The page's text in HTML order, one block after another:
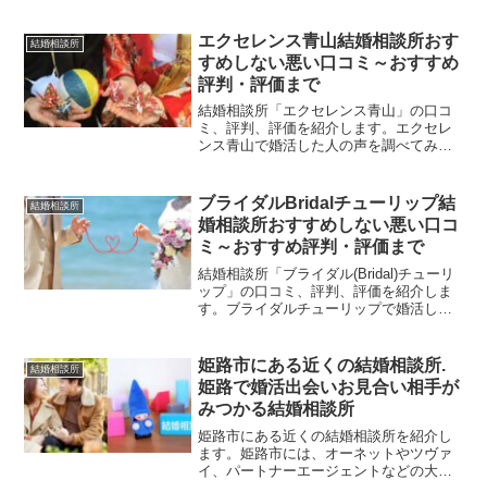
切」等の口コミもありましたが、「サポ
ートしてくれない」「担当者が上から目
線」「相談員の質悪い」「高額」等の評
判、評価もありました。とら婚で婚活し
ようか迷っている方の参考にしていただ
ければと思います。
結婚相談所
エクセレンス青山結婚相談所おす
すめしない悪い口コミ～おすすめ
評判・評価まで
結婚相談所「エクセレンス青山」の口コ
ミ、評判、評価を紹介します。エクセレ
ンス青山で婚活した人の声を調べてみる
介はエグゼクティブばかり」等の口コミ
もありましたが、「厳しいこと言われた
けどすっきり」「紹介された人は結婚に
積極的じゃなかった」「紹介されてもお
互いに不一致」等の評判、評価もありま
した。エクセレンス青山で婚活しようか
迷っている方の参考にしていただければ
と思います。
結婚相談所
ブライダルBridalチューリップ結
婚相談所おすすめしない悪い口コ
ミ～おすすめ評判・評価まで
結婚相談所「ブライダル(Bridal)チューリ
ップ」の口コミ、評判、評価を紹介しま
す。ブライダルチューリップで婚活した
所よりもサポート手厚い」等の口コミも
ありましたが、「情報操作してる」「時
間と金の無駄」「会員は商売道具」等の
評判、評価もありました。ブライダルチ
ューリップで婚活しようか迷っている方
の参考にしていただければと思います。
結婚相談所
姫路市にある近くの結婚相談所.
姫路で婚活出会いお見合い相手が
みつかる結婚相談所
姫路市にある近くの結婚相談所を紹介し
ます。姫路市には、オーネットやツヴァ
イ、パートナーエージェントなどの大手